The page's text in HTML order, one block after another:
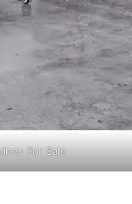
For Sale